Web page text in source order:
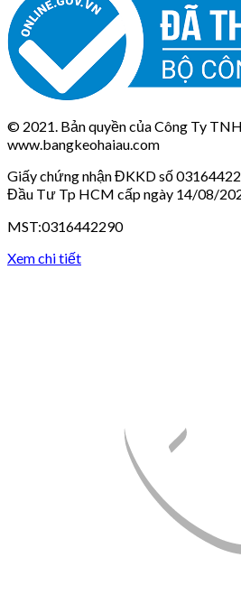
© 2021. Bản quyền của Công Ty
www.bangkeohaiau.com
Giấy chứng nhận ĐKKD số
Đầu Tư Tp HCM cấp ngày 14/08/
MST:0316442290
Xem chi tiết